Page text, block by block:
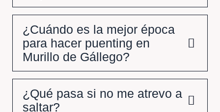
¿Cuándo es la mejor época
para hacer puenting en
Murillo de Gállego?
¿Qué pasa si no me atrevo a
saltar?